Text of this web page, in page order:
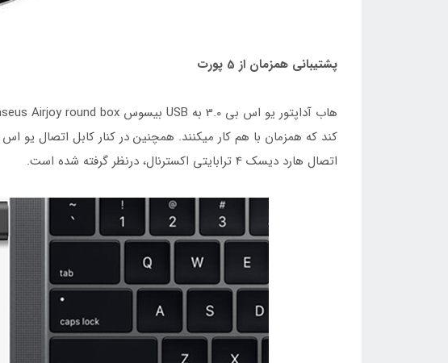
پشتیبانی همزمان از 5 پورت
اتصال هارد دیسک 4 ترابایتی اکسترنال، درنظر گرفته شده است.